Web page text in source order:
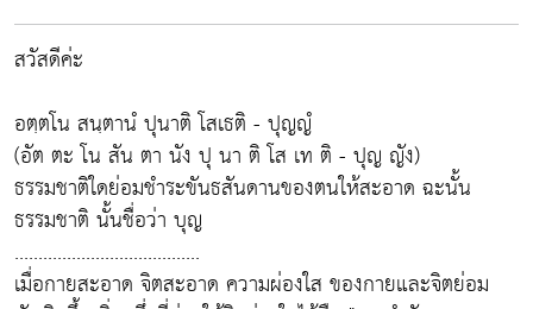
สวัสดีค่ะ
อตฺตโน สนฺตานํ ปุนาติ โสเธติ - ปุญญํ
(อัต ตะ โน สัน ตา นัง ปุ นา ติ โส เท ติ - ปุญ ญัง)
ธรรมชาติใดย่อมชำระขันธสันดานของตนให้สะอาด ฉะนั้น
ธรรมชาติ นั้นชื่อว่า บุญ
.......................................
เมื่อกายสะอาด จิตสะอาด ความผ่องใส ของกายและจิตย่อม